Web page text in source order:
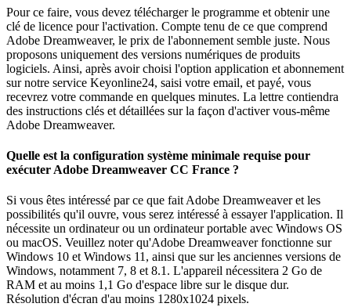
Pour ce faire, vous devez télécharger le programme et obtenir une
clé de licence pour l'activation. Compte tenu de ce que comprend
Adobe Dreamweaver, le prix de l'abonnement semble juste. Nous
proposons uniquement des versions numériques de produits
logiciels. Ainsi, après avoir choisi l'option application et abonnement
sur notre service Keyonline24, saisi votre email, et payé, vous
recevrez votre commande en quelques minutes. La lettre contiendra
des instructions clés et détaillées sur la façon d'activer vous-même
Adobe Dreamweaver.
Quelle est la configuration système minimale requise pour
exécuter Adobe Dreamweaver CC France ?
Si vous êtes intéressé par ce que fait Adobe Dreamweaver et les
possibilités qu'il ouvre, vous serez intéressé à essayer l'application. Il
nécessite un ordinateur ou un ordinateur portable avec Windows OS
ou macOS. Veuillez noter qu'Adobe Dreamweaver fonctionne sur
Windows 10 et Windows 11, ainsi que sur les anciennes versions de
Windows, notamment 7, 8 et 8.1. L'appareil nécessitera 2 Go de
RAM et au moins 1,1 Go d'espace libre sur le disque dur.
Résolution d'écran d'au moins 1280x1024 pixels.